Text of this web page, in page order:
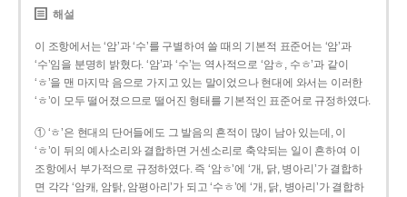
해설
이 조항에서는 ‘암’과 ‘수’를 구별하여 쓸 때의 기본적 표준어는 ‘암’과
‘수’임을 분명히 밝혔다. ‘암’과 ‘수’는 역사적으로 ‘암ㅎ, 수ㅎ’과 같이
‘ㅎ’을 맨 마지막 음으로 가지고 있는 말이었으나 현대에 와서는 이러한
‘ㅎ’이 모두 떨어졌으므로 떨어진 형태를 기본적인 표준어로 규정하였다.
① ‘ㅎ’은 현대의 단어들에도 그 발음의 흔적이 많이 남아 있는데, 이
‘ㅎ’이 뒤의 예사소리와 결합하면 거센소리로 축약되는 일이 흔하여 이
조항에서 부가적으로 규정하였다. 즉 ‘암ㅎ’에 ‘개, 닭, 병아리’가 결합하
면 각각 ‘암캐, 암탉, 암평아리’가 되고 ‘수ㅎ’에 ‘개, 닭, 병아리’가 결합하